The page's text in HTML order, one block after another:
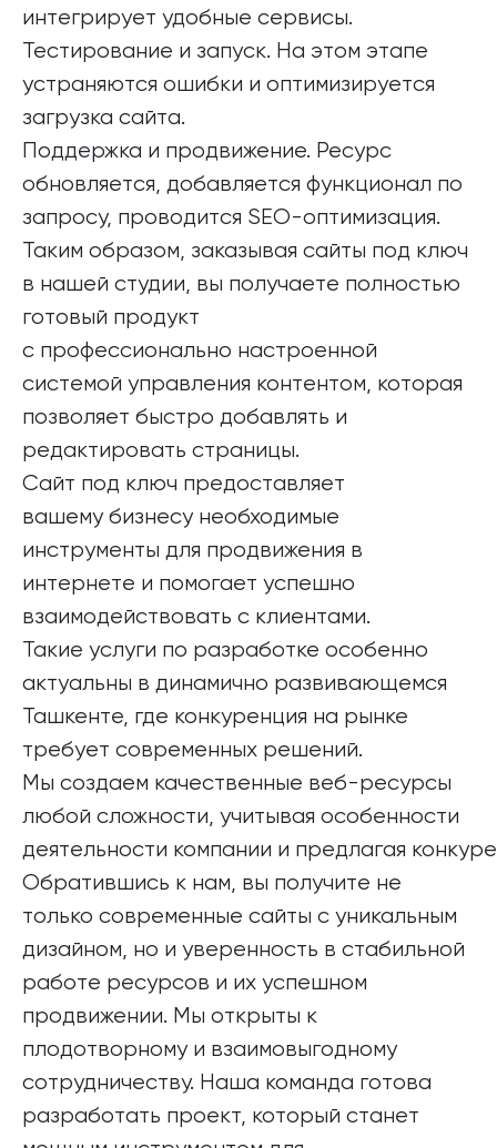
интегрирует удобные сервисы.
Тестирование и запуск. На этом этапе
устраняются ошибки и оптимизируется
загрузка сайта.
Поддержка и продвижение. Ресурс
обновляется, добавляется функционал по
запросу, проводится SEO-оптимизация.
Таким образом, заказывая сайты под ключ
в нашей студии, вы получаете полностью
готовый продукт
с профессионально настроенной
системой управления контентом, которая
позволяет быстро добавлять и
редактировать страницы.
Сайт под ключ предоставляет
вашему бизнесу необходимые
инструменты для продвижения в
интернете и помогает успешно
взаимодействовать с клиентами.
Такие услуги по разработке особенно
актуальны в динамично развивающемся
Ташкенте, где конкуренция на рынке
требует современных решений.
Мы создаем качественные веб-ресурсы
любой сложности, учитывая особенности
деятельности компании и предлагая
Обратившись к нам, вы получите не
только современные сайты с уникальным
дизайном, но и уверенность в стабильной
работе ресурсов и их успешном
продвижении. Мы открыты к
плодотворному и взаимовыгодному
сотрудничеству. Наша команда готова
разработать проект, который станет